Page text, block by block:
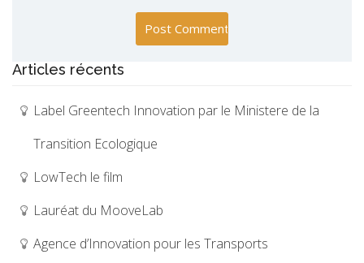
Articles récents
Label Greentech Innovation par le Ministere de la
Transition Ecologique
LowTech le film
Lauréat du MooveLab
Agence d’Innovation pour les Transports